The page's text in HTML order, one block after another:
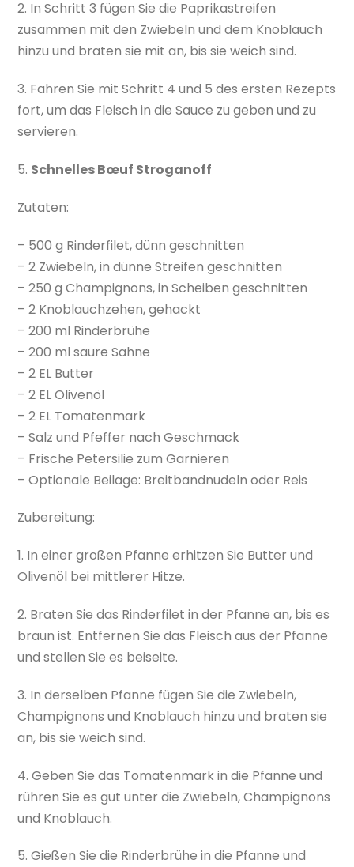
2. In Schritt 3 fügen Sie die Paprikastreifen
zusammen mit den Zwiebeln und dem Knoblauch
hinzu und braten sie mit an, bis sie weich sind.
3. Fahren Sie mit Schritt 4 und 5 des ersten Rezepts
fort, um das Fleisch in die Sauce zu geben und zu
servieren.
5. Schnelles Bœuf Stroganoff
Zutaten:
– 500 g Rinderfilet, dünn geschnitten
– 2 Zwiebeln, in dünne Streifen geschnitten
– 250 g Champignons, in Scheiben geschnitten
– 2 Knoblauchzehen, gehackt
– 200 ml Rinderbrühe
– 200 ml saure Sahne
– 2 EL Butter
– 2 EL Olivenöl
– 2 EL Tomatenmark
– Salz und Pfeffer nach Geschmack
– Frische Petersilie zum Garnieren
– Optionale Beilage: Breitbandnudeln oder Reis
Zubereitung:
1. In einer großen Pfanne erhitzen Sie Butter und
Olivenöl bei mittlerer Hitze.
2. Braten Sie das Rinderfilet in der Pfanne an, bis es
braun ist. Entfernen Sie das Fleisch aus der Pfanne
und stellen Sie es beiseite.
3. In derselben Pfanne fügen Sie die Zwiebeln,
Champignons und Knoblauch hinzu und braten sie
an, bis sie weich sind.
4. Geben Sie das Tomatenmark in die Pfanne und
rühren Sie es gut unter die Zwiebeln, Champignons
und Knoblauch.
5. Gießen Sie die Rinderbrühe in die Pfanne und